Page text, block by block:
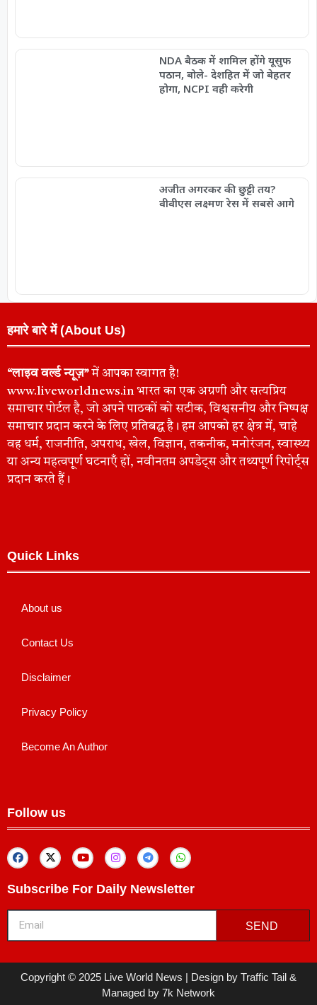
NDA बैठक में शामिल होंगे यूसुफ
पठान, बोले- देशहित में जो बेहतर
होगा, NCPI वही करेगी
अजीत अगरकर की छुट्टी तय?
वीवीएस लक्ष्मण रेस में सबसे आगे
हमारे बारे में (About Us)
“लाइव वर्ल्ड न्यूज़”में आपका स्वागत है!
www.liveworldnews.in भारत का एक अग्रणी और सत्यप्रिय
समाचार पोर्टल है, जो अपने पाठकों को सटीक, विश्वसनीय और निष्पक्ष
समाचार प्रदान करने के लिए प्रतिबद्ध है। हम आपको हर क्षेत्र में, चाहे
वह धर्म, राजनीति, अपराध, खेल, विज्ञान, तकनीक, मनोरंजन, स्वास्थ्य
या अन्य महत्वपूर्ण घटनाएँ हों, नवीनतम अपडेट्स और तथ्यपूर्ण रिपोर्ट्स
प्रदान करते हैं।
Quick Links
About us
Contact Us
Disclaimer
Privacy Policy
Become An Author
Follow us
Subscribe For Daily Newsletter
SEND
Copyright © 2025 Live World News | Design by Traffic Tail &
Managed by 7k Network